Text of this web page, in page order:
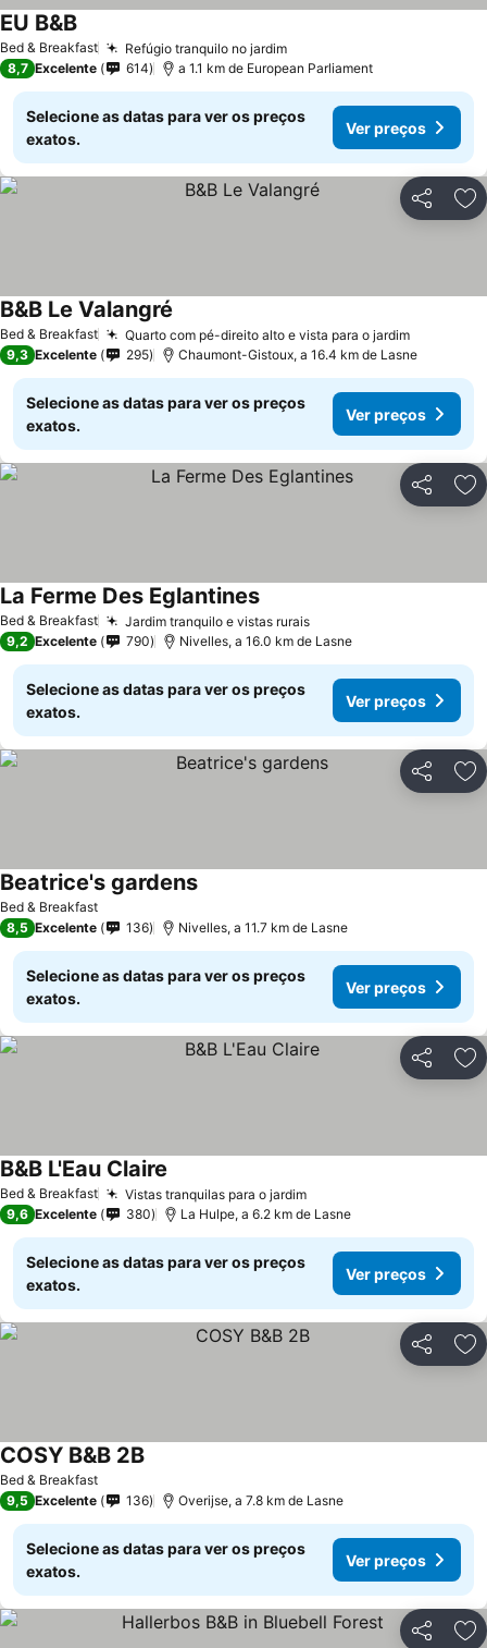
Bed & Breakfast Refúgio tranquilo no jardim
EU B&B
8,7 Excelente 614 a 1.1 km de European Parliament
Selecione as datas para ver os preços
exatos.
Ver preços
Partilhar
Bed & Breakfast Quarto com pé-direito alto e vista para o jardim
B&B Le Valangré
9,3 Excelente 295 Chaumont-Gistoux, a 16.4 km de Lasne
Selecione as datas para ver os preços
exatos.
Ver preços
Partilhar
Bed & Breakfast Jardim tranquilo e vistas rurais
La Ferme Des Eglantines
9,2 Excelente 790 Nivelles, a 16.0 km de Lasne
Selecione as datas para ver os preços
exatos.
Ver preços
Partilhar
Bed & Breakfast
Beatrice's gardens
8,5 Excelente 136 Nivelles, a 11.7 km de Lasne
Selecione as datas para ver os preços
exatos.
Ver preços
Partilhar
Bed & Breakfast Vistas tranquilas para o jardim
B&B L'Eau Claire
9,6 Excelente 380 La Hulpe, a 6.2 km de Lasne
Selecione as datas para ver os preços
exatos.
Ver preços
Partilhar
Bed & Breakfast
COSY B&B 2B
9,5 Excelente 136 Overijse, a 7.8 km de Lasne
Selecione as datas para ver os preços
exatos.
Ver preços
Partilhar